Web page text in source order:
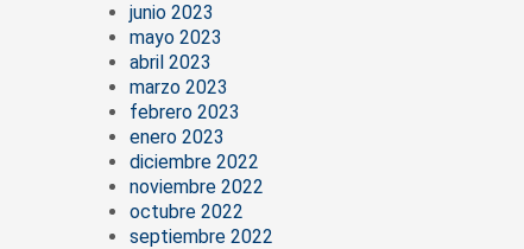
junio 2023
mayo 2023
abril 2023
marzo 2023
febrero 2023
enero 2023
diciembre 2022
noviembre 2022
octubre 2022
septiembre 2022